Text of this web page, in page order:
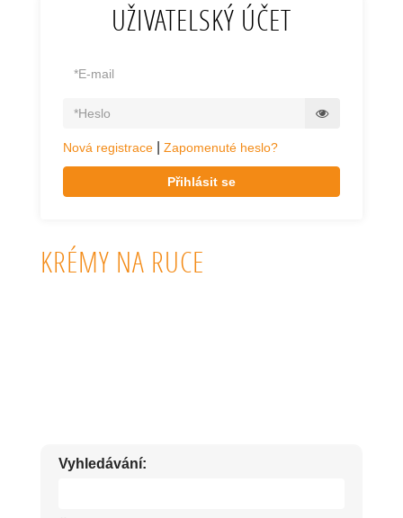
UŽIVATELSKÝ ÚČET
Nová registrace Zapomenuté heslo?
Přihlásit se
KRÉMY NA RUCE
Vyhledávání: